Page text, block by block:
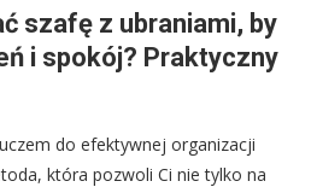
szafę z ubraniami, by
i spokój? Praktyczny
do efektywnej organizacji
która pozwoli Ci nie tylko na